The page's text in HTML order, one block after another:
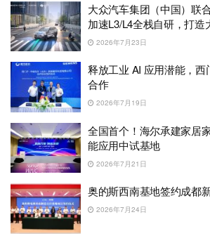
大众汽车集团（中国）联
加速L3/L4全栈自研，打造
2026年7月23日
释放工业 AI 应用潜能，
合作
2026年7月19日
全国首个！海尔承建家居
能应用中试基地
2026年7月21日
奥的斯西南基地签约成都
2026年7月24日